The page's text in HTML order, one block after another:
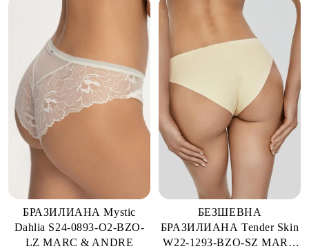
БРАЗИЛИАНА Mystic
Dahlia S24-0893-O2-BZO-
LZ MARC & ANDRE
БЕЗШЕВНА
БРАЗИЛИАНА Tender Skin
W22-1293-BZO-SZ MARC